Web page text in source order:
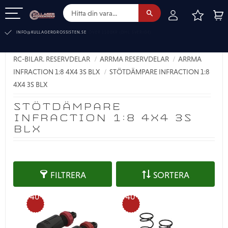
INFO@KULLAGERGROSSISTEN.SE
STÖTDÄMPARE
INFRACTION 1:8 4X4 3S
BLX
RC-BILAR. RESERVDELAR ARRMA RESERVDELAR
ARRMA
INFRACTION 1:8 4X4 3S BLX
STÖTDÄMPARE INFRACTION 1:8
4X4 3S BLX
FILTRERA SORTERA
40
%
40
%